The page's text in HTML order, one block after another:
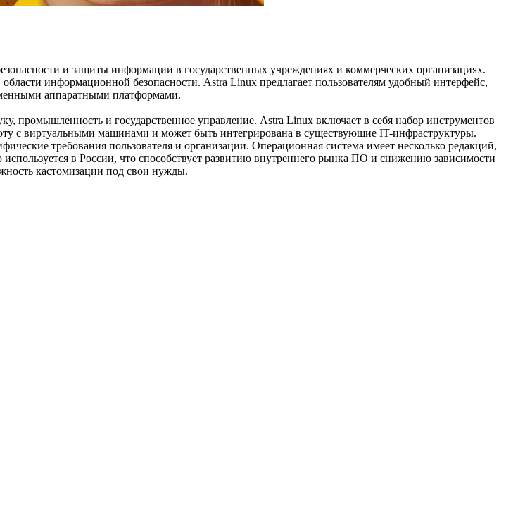
и защиты информации в государственных учреждениях и коммерческих организациях.
информационной безопасности. Astra Linux предлагает пользователям удобный интерфейс,
аппаратными платформами.
промышленность и государственное управление. Astra Linux включает в себя набор инструментов
с виртуальными машинами и может быть интегрирована в существующие IT-инфраструктуры.
требования пользователя и организации. Операционная система имеет несколько редакций,
в России, что способствует развитию внутреннего рынка ПО и снижению зависимости
кастомизации под свои нужды.